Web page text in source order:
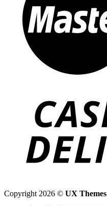
Copyright 2026 © UX Themes